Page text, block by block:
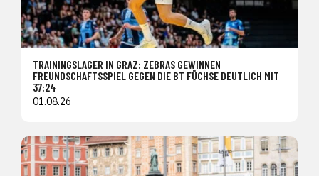
TRAININGSLAGER IN GRAZ: ZEBRAS GEWINNEN
FREUNDSCHAFTSSPIEL GEGEN DIE BT FÜCHSE DEUTLICH MIT
37:24
01.08.26